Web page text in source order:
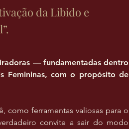
da Libido e
— fundamentadas dentro
Femininas, com o propósito de
como ferramentas valiosas para o
convite a sair do modo